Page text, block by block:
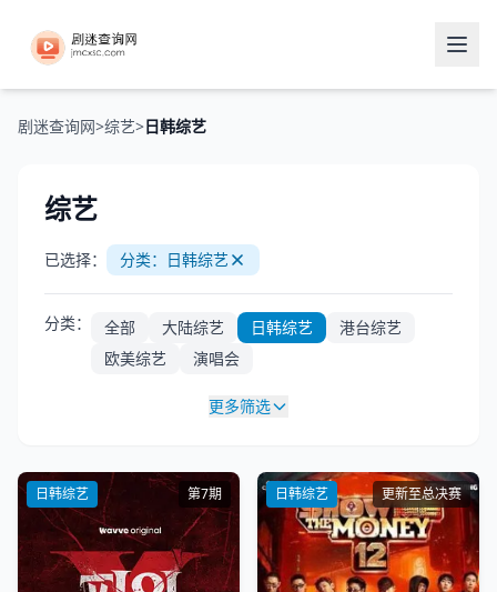
剧迷查询网>综艺>日韩综艺
综艺
已选择： 分类：日韩综艺
分类： 全部 大陆综艺 日韩综艺
港台综艺
欧美综艺
演唱会
更多筛选
日韩综艺 第7期 日韩综艺 更新至总决赛